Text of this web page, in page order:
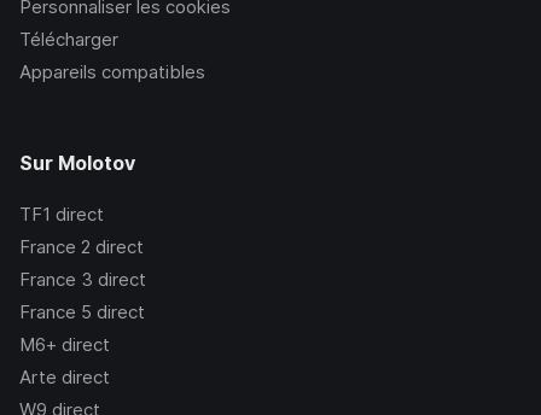
Personnaliser les cookies
Télécharger
Appareils compatibles
Sur Molotov
TF1 direct
France 2 direct
France 3 direct
France 5 direct
M6+ direct
Arte direct
W9 direct